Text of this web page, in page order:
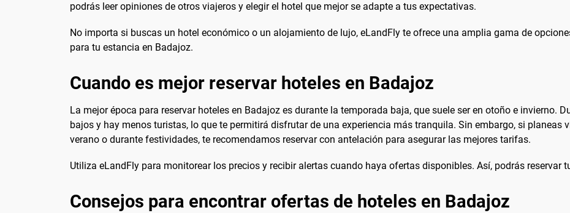
podrás leer opiniones de otros viajeros y elegir el hotel que mejor se adapte a tus expectativas.
No importa si buscas un hotel económico o un alojamiento de lujo, eLandFly te ofrece una amplia gama de
para tu estancia en Badajoz.
Cuando es mejor reservar hoteles en Badajoz
La mejor época para reservar hoteles en Badajoz es durante la temporada baja, que suele ser en otoño e invierno.
bajos y hay menos turistas, lo que te permitirá disfrutar de una experiencia más tranquila. Sin embargo, si planeas
verano o durante festividades, te recomendamos reservar con antelación para asegurar las mejores tarifas.
Utiliza eLandFly para monitorear los precios y recibir alertas cuando haya ofertas disponibles. Así, podrás reservar
Consejos para encontrar ofertas de hoteles en Badajoz